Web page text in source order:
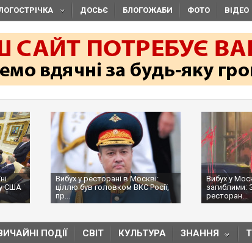
ДОСЬЄ БЛОГОЖАБИ ФОТО ВІДЕО
у США
Вибух у ресторані в Москві:
ціллю був головком ВКС Росії,
пр...
Вибух у
загиблими:
ресторан...
ПОДІЇ СВІТ КУЛЬТУРА ЗНАННЯ